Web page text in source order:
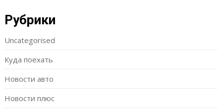
Рубрики
Uncategorised
Куда поехать
Новости авто
Новости плюс